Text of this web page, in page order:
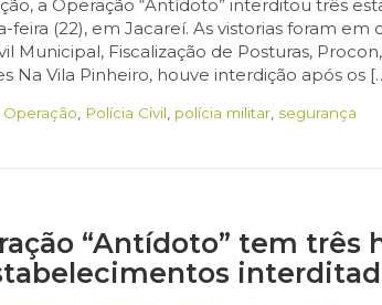
a Operação “Antídoto” interditou três
(22), em Jacareí. As vistorias foram em
Municipal, Fiscalização de Posturas,
Na Vila Pinheiro, houve interdição após os
Operação Polícia Civil polícia militar segurança
“Antídoto” tem três